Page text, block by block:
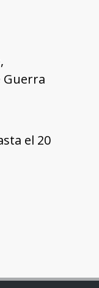
Guerra
el 20